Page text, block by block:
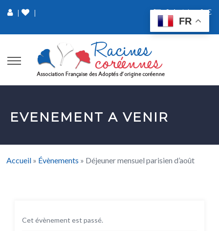
| 0 Article 0 €
|
EVENEMENT A VENIR
Accueil » Évènements » Déjeuner mensuel parisien d’août
Cet évènement est passé.
FR